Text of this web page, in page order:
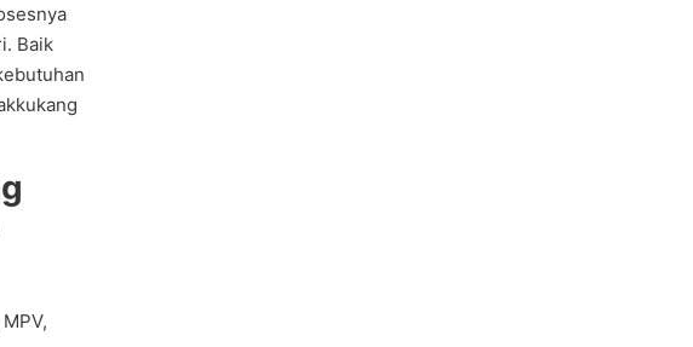
Baik